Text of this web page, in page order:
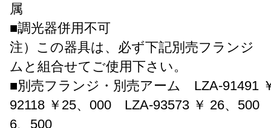
属
■調光器併用不可
注）この器具は、必ず下記別売フランジ
ムと組合せてご使用下さい。
■別売フランジ・別売アーム LZA-91491
92118 ￥25、000 LZA-93573 ￥ 26、500
6、500